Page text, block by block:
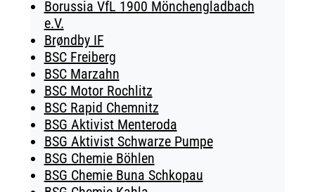
Borussia VfL 1900 Mönchengladbach
e.V.
Brøndby IF
BSC Freiberg
BSC Marzahn
BSC Motor Rochlitz
BSC Rapid Chemnitz
BSG Aktivist Menteroda
BSG Aktivist Schwarze Pumpe
BSG Chemie Böhlen
BSG Chemie Buna Schkopau